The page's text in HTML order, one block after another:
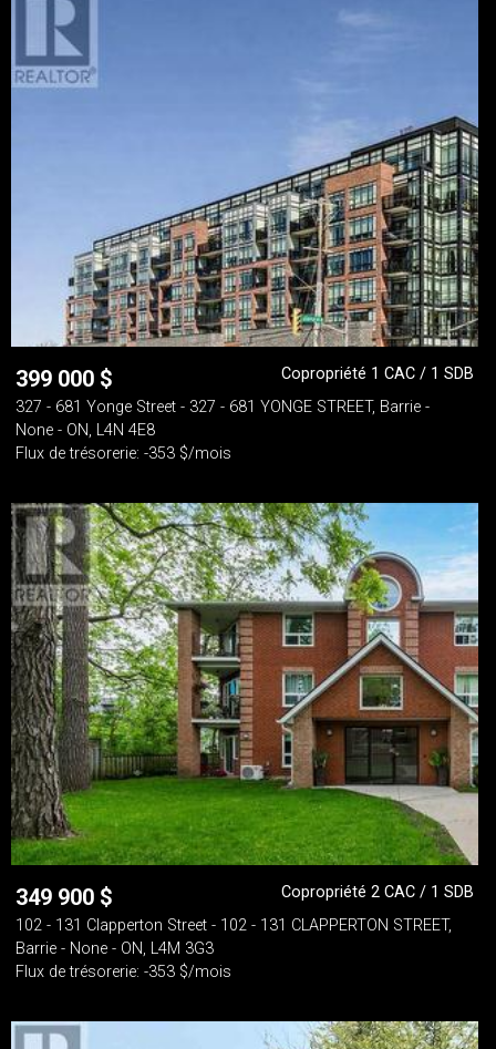
399 000 $
Copropriété 1 CAC / 1 SDB
327 - 681 Yonge Street - 327 - 681 YONGE STREET, Barrie -
None - ON, L4N 4E8
Flux de trésorerie: -353 $/mois
349 900 $
Copropriété 2 CAC / 1 SDB
102 - 131 Clapperton Street - 102 - 131 CLAPPERTON STREET,
Barrie - None - ON, L4M 3G3
Flux de trésorerie: -353 $/mois